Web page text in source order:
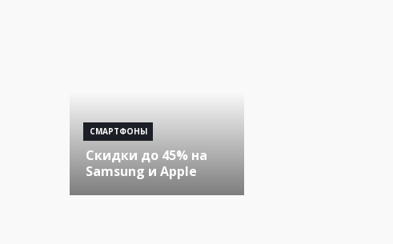
СМАРТФОНЫ
Скидки до 45% на
Samsung и Apple